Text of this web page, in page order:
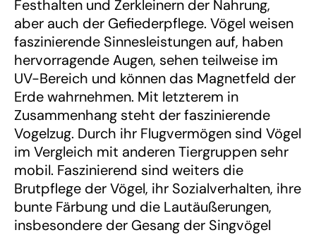
Festhalten und Zerkleinern der Nahrung,
aber auch der Gefiederpflege. Vögel weisen
faszinierende Sinnesleistungen auf, haben
hervorragende Augen, sehen teilweise im
UV-Bereich und können das Magnetfeld der
Erde wahrnehmen. Mit letzterem in
Zusammenhang steht der faszinierende
Vogelzug. Durch ihr Flugvermögen sind Vögel
im Vergleich mit anderen Tiergruppen sehr
mobil. Faszinierend sind weiters die
Brutpflege der Vögel, ihr Sozialverhalten, ihre
bunte Färbung und die Lautäußerungen,
insbesondere der Gesang der Singvögel